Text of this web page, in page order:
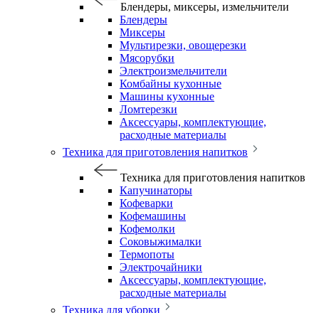
Блендеры, миксеры, измельчители
Блендеры
Миксеры
Мультирезки, овощерезки
Мясорубки
Электроизмельчители
Комбайны кухонные
Машины кухонные
Ломтерезки
Аксессуары, комплектующие,
расходные материалы
Техника для приготовления напитков
Техника для приготовления напитков
Капучинаторы
Кофеварки
Кофемашины
Кофемолки
Соковыжималки
Термопоты
Электрочайники
Аксессуары, комплектующие,
расходные материалы
Техника для уборки